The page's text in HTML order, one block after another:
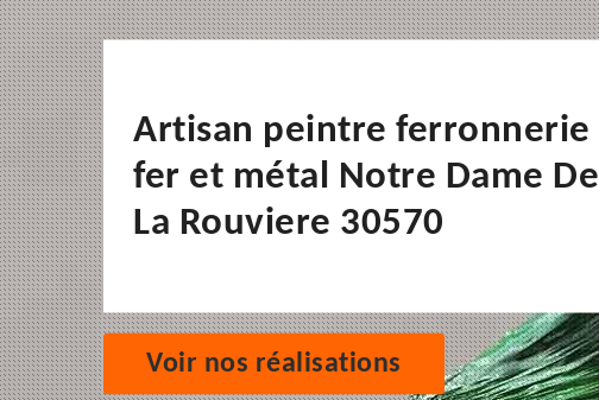
Artisan peintre ferronnerie
fer et métal Notre Dame De
La Rouviere 30570
Voir nos réalisations